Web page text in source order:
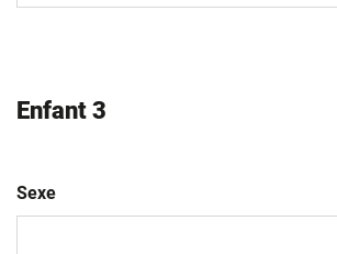
Enfant 3
Sexe